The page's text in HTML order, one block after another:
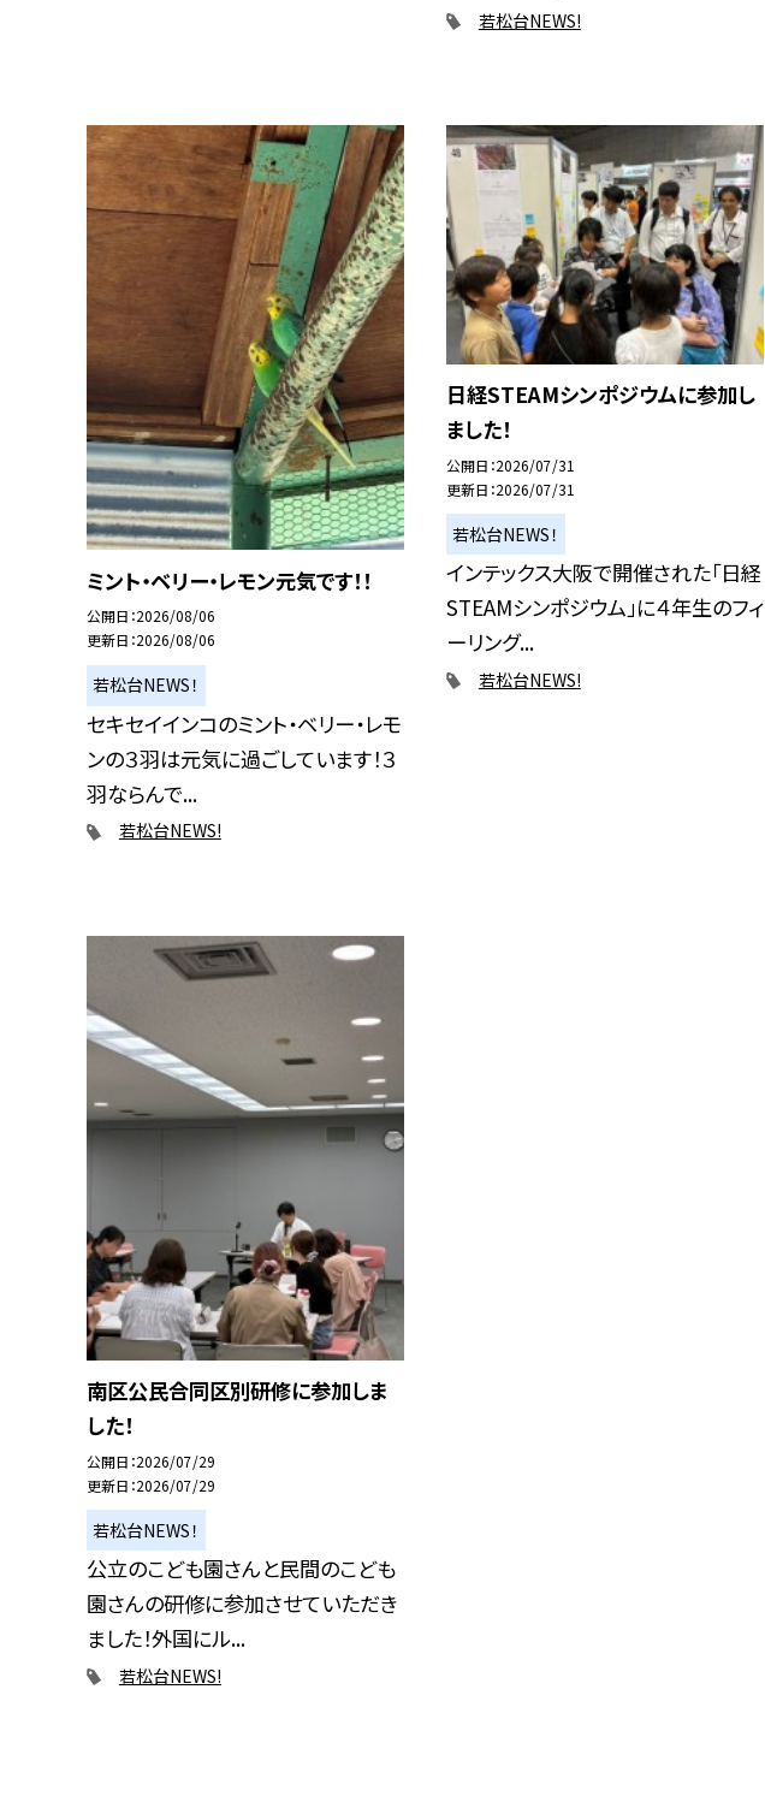
若松台NEWS!
ミント・ベリー・レモン元気です！！
公開日 2026/08/06
更新日 2026/08/06
若松台NEWS！
セキセイインコのミント・ベリー・レモ
ンの３羽は元気に過ごしています！３
羽ならんで...
若松台NEWS!
日経STEAMシンポジウムに参加し
ました！
公開日 2026/07/31
更新日 2026/07/31
若松台NEWS！
インテックス大阪で開催された「日経
STEAMシンポジウム」に４年生のフィ
ーリング...
若松台NEWS!
南区公民合同区別研修に参加しま
した！
公開日 2026/07/29
更新日 2026/07/29
若松台NEWS！
公立のこども園さんと民間のこども
園さんの研修に参加させていただき
ました！外国にル...
若松台NEWS!